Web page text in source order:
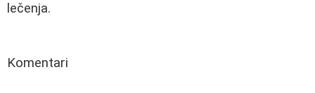
lečenja.
Komentari